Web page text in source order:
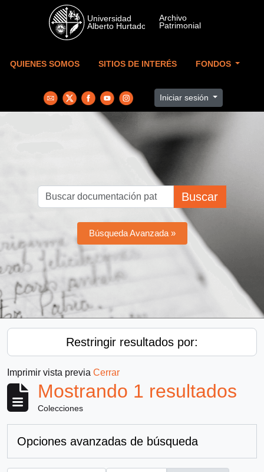
Skip to main content
QUIENES SOMOS SITIOS DE INTERÉS FONDOS
Iniciar sesión
Buscar
Búsqueda Avanzada »
Restringir resultados por:
Imprimir vista previa Cerrar
Mostrando 1 resultados
Colecciones
Opciones avanzadas de búsqueda